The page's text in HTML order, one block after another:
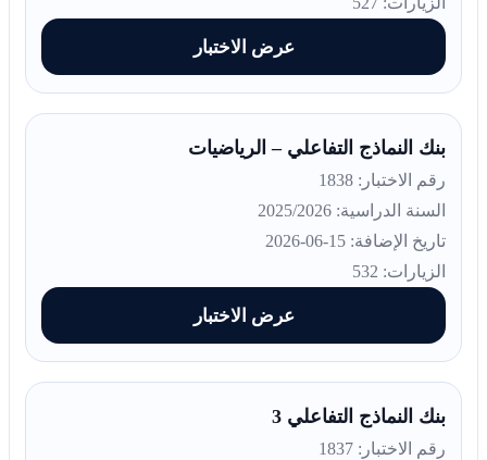
عرض الاختبار
بنك النماذج التفاعلي – الرياضيات
رقم الاختبار: 1838
السنة الدراسية: 2025/2026
تاريخ الإضافة: 15-06-2026
الزيارات: 532
عرض الاختبار
بنك النماذج التفاعلي 3
رقم الاختبار: 1837